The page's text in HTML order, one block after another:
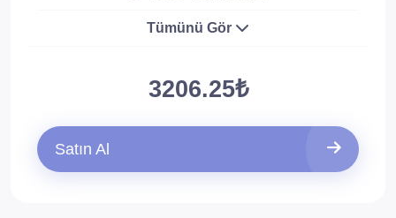
Tümünü Gör
3206.25₺
Satın Al